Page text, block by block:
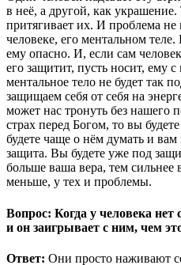
в неё, а другой, как украшение.
притягивает их. И проблема не
человеке, его ментальном
ему опасно. И, если сам
его защитит, пусть носит, ему
ментальное тело не будет так
защищаем себя от себя на
может нас тронуть без нашего
страх перед Богом, то вы
будете чаще о нём думать и
защита. Вы будете уже под
больше ваша вера, тем сильнее
меньше, у тех и проблемы.
Вопрос: Когда у человека
и он заигрывает с ним, чем
Ответ: Они просто наживают